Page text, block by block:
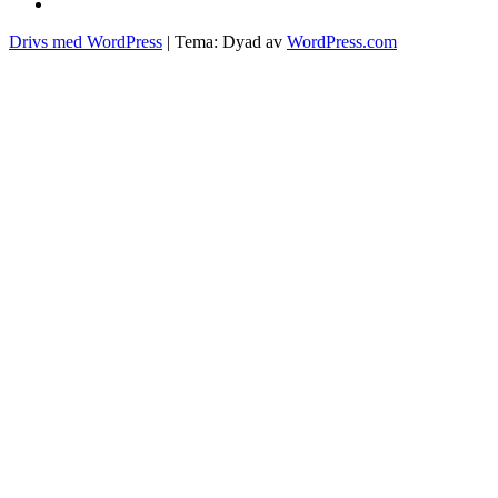
Drivs med WordPress | Tema: Dyad av WordPress.com